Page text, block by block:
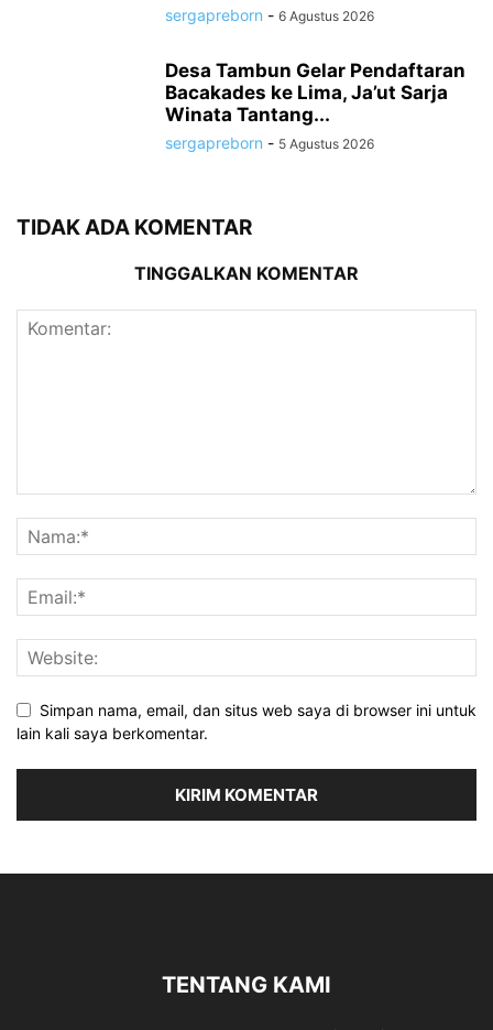
sergapreborn - 6 Agustus 2026
Desa Tambun Gelar Pendaftaran
Bacakades ke Lima, Ja’ut Sarja
Winata Tantang...
sergapreborn - 5 Agustus 2026
TIDAK ADA KOMENTAR
TINGGALKAN KOMENTAR
Simpan nama, email, dan situs web saya di browser ini untuk
lain kali saya berkomentar.
TENTANG KAMI